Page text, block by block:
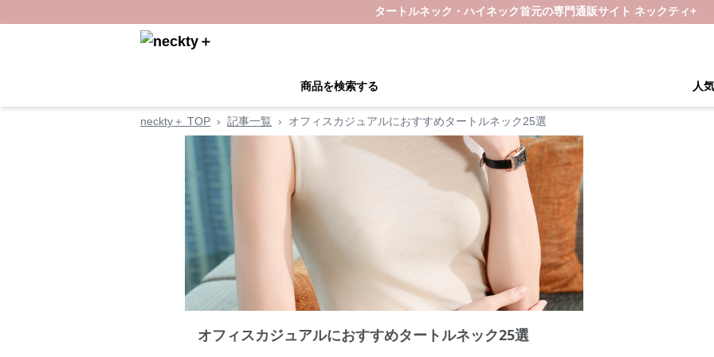
タートルネック・ハイネック首元の専門通販サイト ネックティ+
商品を検索する 人
neckty＋ TOP › 記事一覧 › オフィスカジュアルにおすすめタートルネック25選
オフィスカジュアルにおすすめタートルネック25選